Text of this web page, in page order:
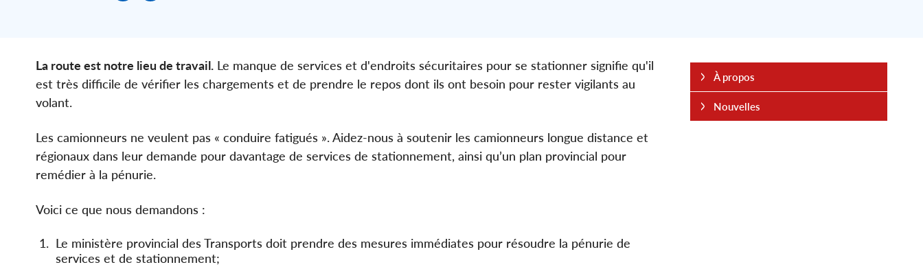
La route est notre lieu de travail. Le manque de services et d'endroits sécuritaires pour se stationner signifie qu'il
est très difficile de vérifier les chargements et de prendre le repos dont ils ont besoin pour rester vigilants au
volant.
Les camionneurs ne veulent pas « conduire fatigués ». Aidez-nous à soutenir les camionneurs longue distance et
régionaux dans leur demande pour davantage de services de stationnement, ainsi qu’un plan provincial pour
remédier à la pénurie.
Voici ce que nous demandons :
Le ministère provincial des Transports doit prendre des mesures immédiates pour résoudre la pénurie de
services et de stationnement;
À propos
Nouvelles